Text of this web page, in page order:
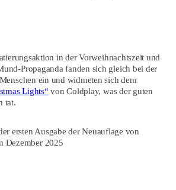
in der Vorweihnachtszeit und
Propaganda fanden sich gleich bei der
ein und widmeten sich dem
Lights“ von Coldplay, was der guten
tat.